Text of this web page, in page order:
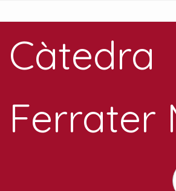
Càtedra
Ferrater